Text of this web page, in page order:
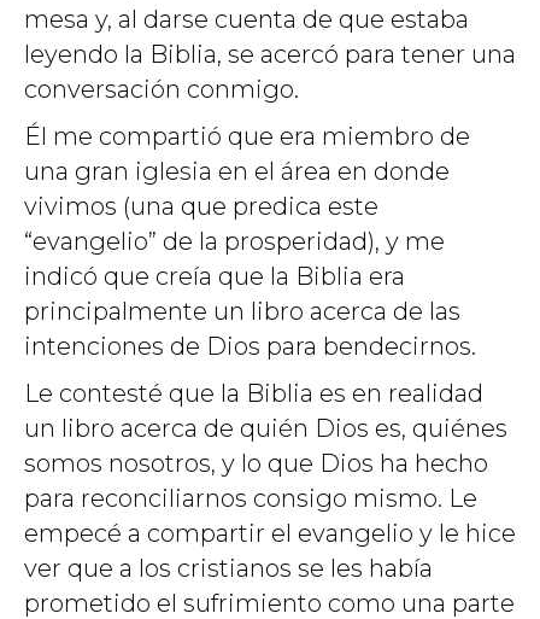
mesa y, al darse cuenta de que estaba
leyendo la Biblia, se acercó para tener una
conversación conmigo.
Él me compartió que era miembro de
una gran iglesia en el área en donde
vivimos (una que predica este
“evangelio” de la prosperidad), y me
indicó que creía que la Biblia era
principalmente un libro acerca de las
intenciones de Dios para bendecirnos.
Le contesté que la Biblia es en realidad
un libro acerca de quién Dios es, quiénes
somos nosotros, y lo que Dios ha hecho
para reconciliarnos consigo mismo. Le
empecé a compartir el evangelio y le hice
ver que a los cristianos se les había
prometido el sufrimiento como una parte